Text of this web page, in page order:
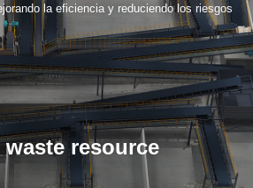
la eficiencia y reduciendo los riesgos
resource